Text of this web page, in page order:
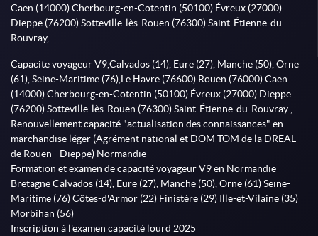
Caen (14000) Cherbourg-en-Cotentin (50100) Évreux (27000)
Dieppe (76200) Sotteville-lès-Rouen (76300) Saint-Étienne-du-
Rouvray,
Capacite voyageur V9,Calvados (14), Eure (27), Manche (50), Orne
(61), Seine-Maritime (76),Le Havre (76600) Rouen (76000) Caen
(14000) Cherbourg-en-Cotentin (50100) Évreux (27000) Dieppe
(76200) Sotteville-lès-Rouen (76300) Saint-Étienne-du-Rouvray ,
Renouvellement capacité "actualisation des connaissances" en
marchandise léger (Agrément national et DOM TOM de la DREAL
de Rouen - Dieppe) Normandie
Formation et examen de capacité voyageur V9 en Normandie
Bretagne Calvados (14), Eure (27), Manche (50), Orne (61) Seine-
Maritime (76) Côtes-d'Armor (22) Finistère (29) Ille-et-Vilaine (35)
Morbihan (56)
Inscription à l'examen capacité lourd 2025